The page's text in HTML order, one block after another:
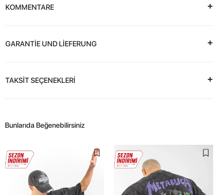
KOMMENTARE
GARANTİE UND LİEFERUNG
TAKSİT SEÇENEKLERİ
Bunlarıda Beğenebilirsiniz